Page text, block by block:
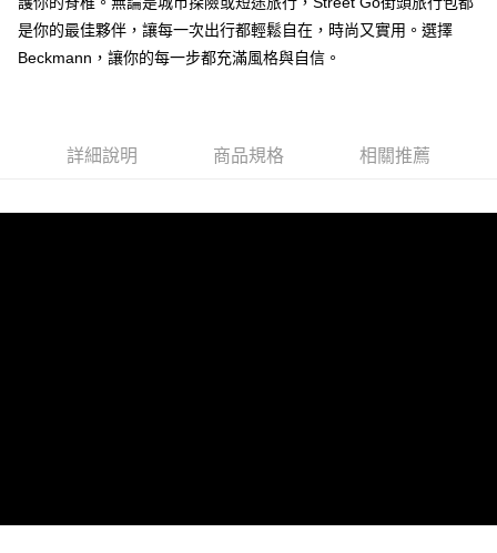
是你的最佳夥伴，讓每一次出行都輕鬆自在，時尚又實用。選擇
Beckmann，讓你的每一步都充滿風格與自信。
詳細說明 商品規格 相關推薦